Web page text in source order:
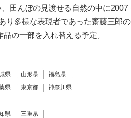
田んぼの見渡せる自然の中に2007
り多様な表現者であった齋藤三郎の
の一部を入れ替える予定。
県 山形県
福島県
県 東京都
神奈川県
県 三重県